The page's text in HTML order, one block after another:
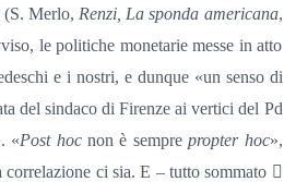
(S. Merlo, Renzi, La sponda americana,
le politiche monetarie messe in atto
e i nostri, e dunque «un senso di
del sindaco di Firenze ai vertici del Pd
«Post hocnon è semprepropter hoc»,
correlazione ci sia. E – tutto sommato 